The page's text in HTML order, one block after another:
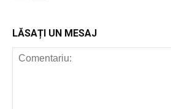
LĂSAȚI UN MESAJ